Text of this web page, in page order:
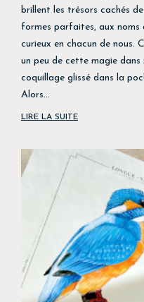
brillent les trésors cachés
formes parfaites, aux noms
curieux en chacun de nous.
un peu de cette magie dans
coquillage glissé dans la
Alors...
LIRE LA SUITE